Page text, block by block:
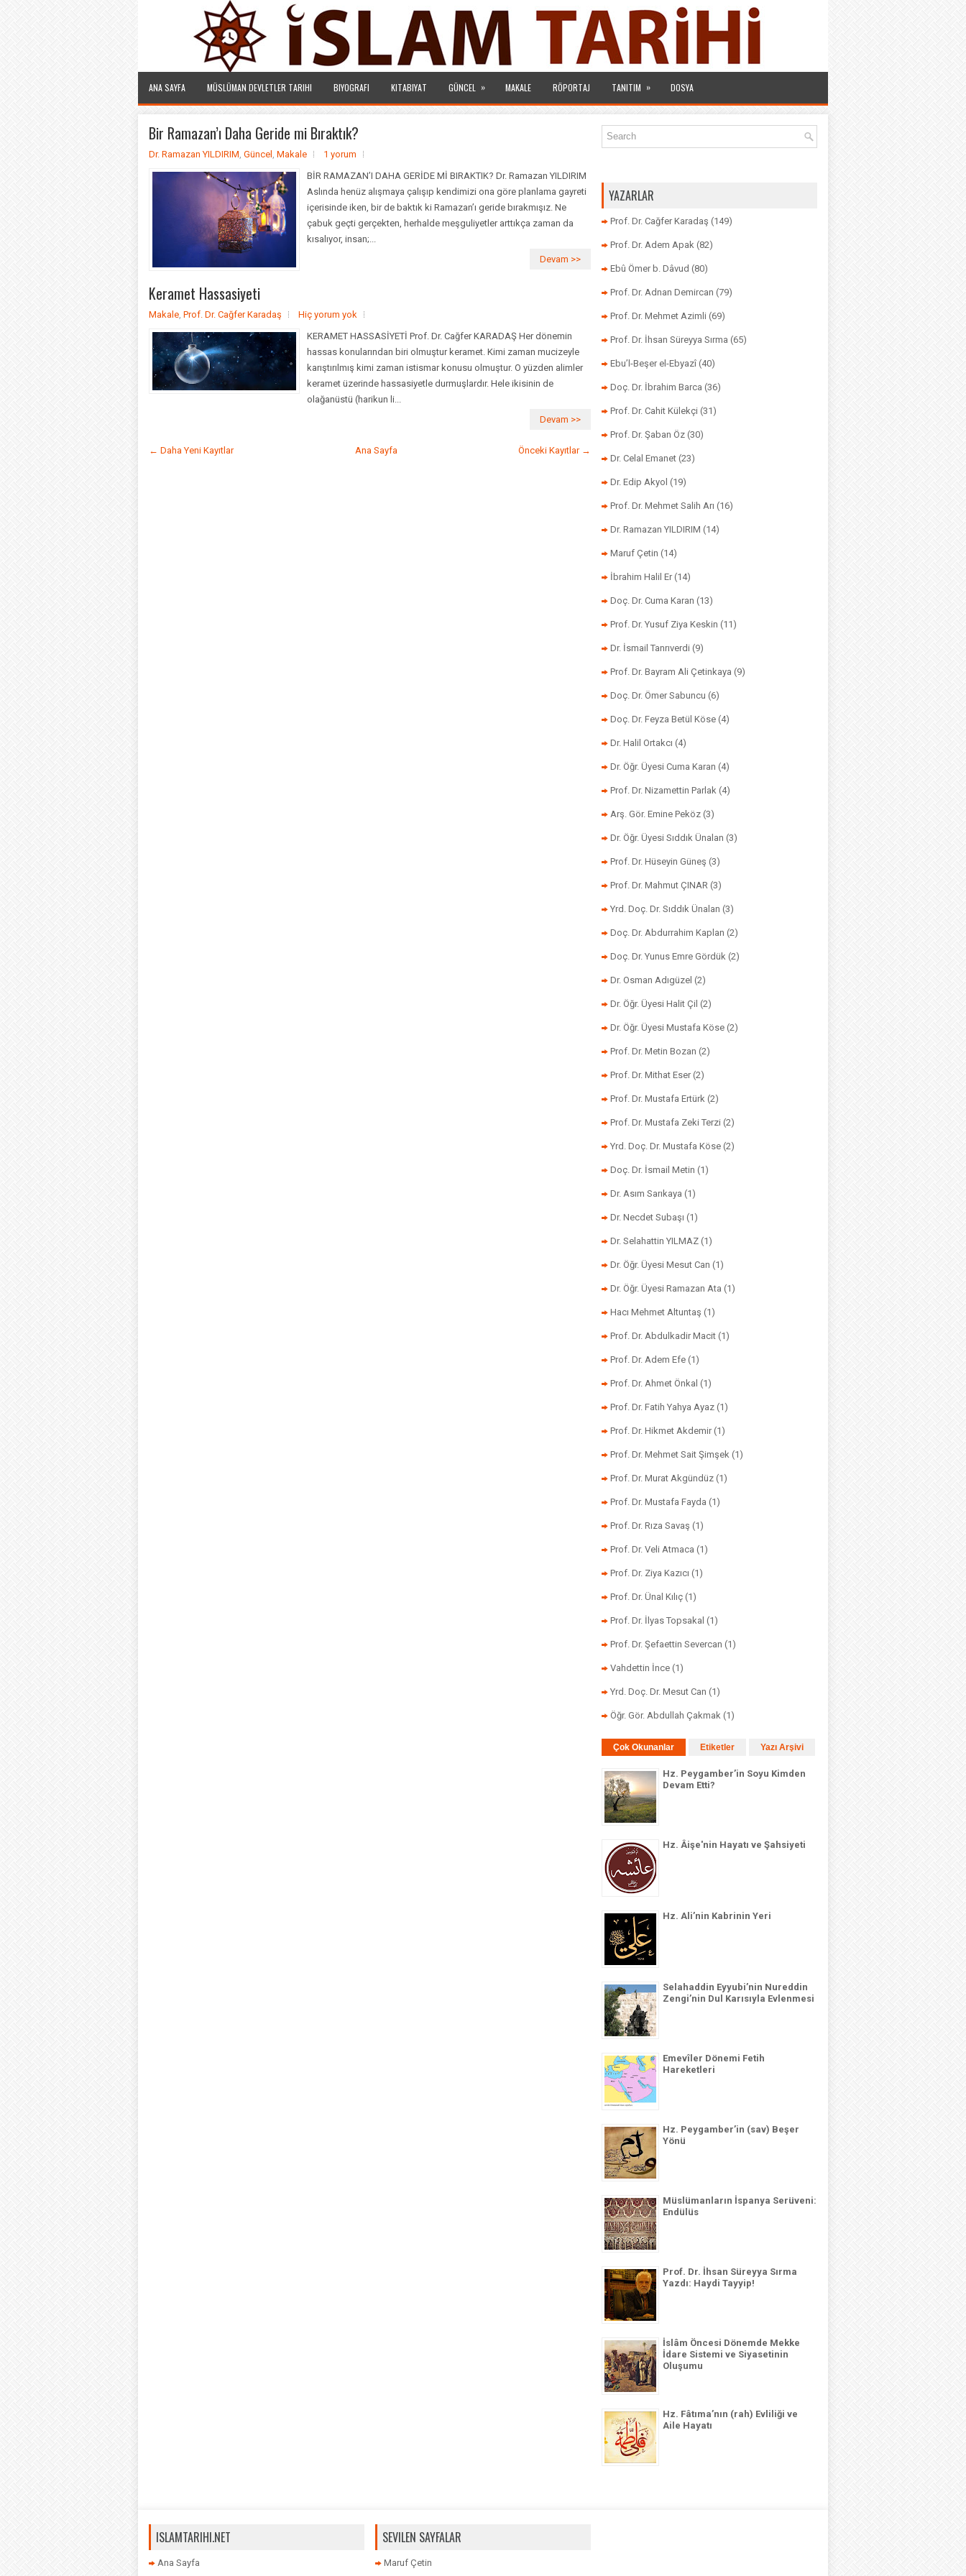
ANA SAYFA MÜSLÜMAN DEVLETLER TARIHI BIYOGRAFI KITABIYAT GÜNCEL » MAKALE RÖPORTAJ TANITIM » DOSYA
Bir Ramazan’ı Daha Geride mi Bıraktık?
Dr. Ramazan YILDIRIM, Güncel , Makale
1 yorum
BİR RAMAZAN’I DAHA GERİDE Mİ BIRAKTIK? Dr. Ramazan YILDIRIM
Aslında henüz alışmaya çalışıp kendimizi ona göre planlama gayreti
içerisinde iken, bir de baktık ki Ramazan’ı geride bırakmışız. Ne
çabuk geçti gerçekten, herhalde meşguliyetler arttıkça zaman da
kısalıyor, insan;...
Devam >>
Keramet Hassasiyeti
Makale, Prof. Dr. Cağfer Karadaş
Hiç yorum yok
KERAMET HASSASİYETİ Prof. Dr. Cağfer KARADAŞ Her dönemin
hassas konularından biri olmuştur keramet. Kimi zaman mucizeyle
karıştırılmış kimi zaman istismar konusu olmuştur. O yüzden alimler
keramet üzerinde hassasiyetle durmuşlardır. Hele ikisinin de
olağanüstü (harikun li...
Devam >>
← Daha Yeni Kayıtlar Önceki Kayıtlar →
Ana Sayfa
YAZARLAR
Prof. Dr. Cağfer Karadaş (149)
Prof. Dr. Adem Apak (82)
Ebû Ömer b. Dâvud (80)
Prof. Dr. Adnan Demircan (79)
Prof. Dr. Mehmet Azimli (69)
Prof. Dr. İhsan Süreyya Sırma (65)
Ebu’l-Beşer el-Ebyazî (40)
Doç. Dr. İbrahim Barca (36)
Prof. Dr. Cahit Külekçi (31)
Prof. Dr. Şaban Öz (30)
Dr. Celal Emanet (23)
Dr. Edip Akyol (19)
Prof. Dr. Mehmet Salih Arı (16)
Dr. Ramazan YILDIRIM (14)
Maruf Çetin (14)
İbrahim Halil Er (14)
Doç. Dr. Cuma Karan (13)
Prof. Dr. Yusuf Ziya Keskin (11)
Dr. İsmail Tanrıverdi (9)
Prof. Dr. Bayram Ali Çetinkaya (9)
Doç. Dr. Ömer Sabuncu (6)
Doç. Dr. Feyza Betül Köse (4)
Dr. Halil Ortakcı (4)
Dr. Öğr. Üyesi Cuma Karan (4)
Prof. Dr. Nizamettin Parlak (4)
Arş. Gör. Emine Peköz (3)
Dr. Öğr. Üyesi Sıddık Ünalan (3)
Prof. Dr. Hüseyin Güneş (3)
Prof. Dr. Mahmut ÇINAR (3)
Yrd. Doç. Dr. Sıddık Ünalan (3)
Doç. Dr. Abdurrahim Kaplan (2)
Doç. Dr. Yunus Emre Gördük (2)
Dr. Osman Adıgüzel (2)
Dr. Öğr. Üyesi Halit Çil (2)
Dr. Öğr. Üyesi Mustafa Köse (2)
Prof. Dr. Metin Bozan (2)
Prof. Dr. Mithat Eser (2)
Prof. Dr. Mustafa Ertürk (2)
Prof. Dr. Mustafa Zeki Terzi (2)
Yrd. Doç. Dr. Mustafa Köse (2)
Doç. Dr. İsmail Metin (1)
Dr. Asım Sarıkaya (1)
Dr. Necdet Subaşı (1)
Dr. Selahattin YILMAZ (1)
Dr. Öğr. Üyesi Mesut Can (1)
Dr. Öğr. Üyesi Ramazan Ata (1)
Hacı Mehmet Altuntaş (1)
Prof. Dr. Abdulkadir Macit (1)
Prof. Dr. Adem Efe (1)
Prof. Dr. Ahmet Önkal (1)
Prof. Dr. Fatih Yahya Ayaz (1)
Prof. Dr. Hikmet Akdemir (1)
Prof. Dr. Mehmet Sait Şimşek (1)
Prof. Dr. Murat Akgündüz (1)
Prof. Dr. Mustafa Fayda (1)
Prof. Dr. Rıza Savaş (1)
Prof. Dr. Veli Atmaca (1)
Prof. Dr. Ziya Kazıcı (1)
Prof. Dr. Ünal Kılıç (1)
Prof. Dr. İlyas Topsakal (1)
Prof. Dr. Şefaettin Severcan (1)
Vahdettin İnce (1)
Yrd. Doç. Dr. Mesut Can (1)
Öğr. Gör. Abdullah Çakmak (1)
Çok Okunanlar Etiketler Yazı Arşivi
Hz. Peygamber’in Soyu Kimden
Devam Etti?
Hz. Âişe'nin Hayatı ve Şahsiyeti
Hz. Ali’nin Kabrinin Yeri
Selahaddin Eyyubi’nin Nureddin
Zengi’nin Dul Karısıyla Evlenmesi
Emevîler Dönemi Fetih
Hareketleri
Hz. Peygamber’in (sav) Beşer
Yönü
Müslümanların İspanya Serüveni:
Endülüs
Prof. Dr. İhsan Süreyya Sırma
Yazdı: Haydi Tayyip!
İslâm Öncesi Dönemde Mekke
İdare Sistemi ve Siyasetinin
Oluşumu
Hz. Fâtıma’nın (rah) Evliliği ve
Aile Hayatı
ISLAMTARIHI.NET
Ana Sayfa
SEVILEN SAYFALAR
Maruf Çetin